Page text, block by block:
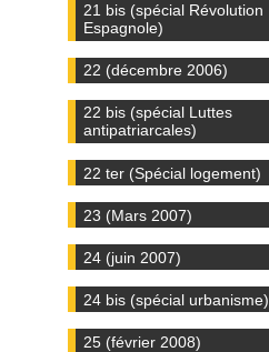
21 bis (spécial Révolution
Espagnole)
22 (décembre 2006)
22 bis (spécial Luttes
antipatriarcales)
22 ter (Spécial logement)
23 (Mars 2007)
24 (juin 2007)
24 bis (spécial urbanisme)
25 (février 2008)